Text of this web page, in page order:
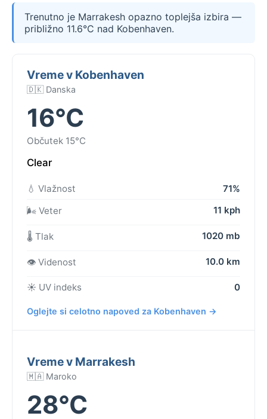
Trenutno je Marrakesh opazno toplejša izbira —
približno 11.6°C nad Kobenhaven.
Vreme v Kobenhaven
🇩🇰 Danska
16°C
Občutek 15°C
Clear
💧 Vlažnost
71%
🌬️ Veter
11 kph
🌡️ Tlak 1020 mb
👁️ Videnost 10.0 km
☀️ UV indeks 0
Oglejte si celotno napoved za Kobenhaven →
Vreme v Marrakesh
🇲🇦 Maroko
28°C